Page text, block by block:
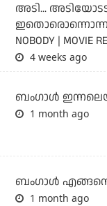
അടി...
NOBODY | MOVIE
4 weeks ago
ബംഗാള്‍
1 month ago
ബം​ഗാൾ
1 month ago